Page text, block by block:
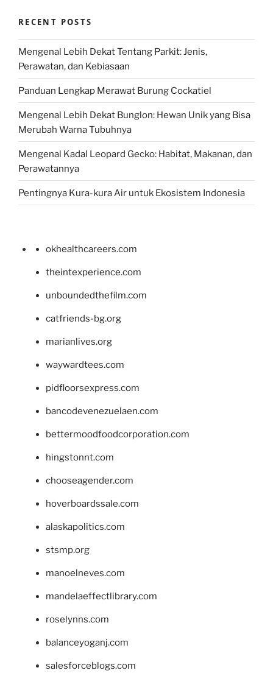
RECENT POSTS
Mengenal Lebih Dekat Tentang Parkit: Jenis,
Perawatan, dan Kebiasaan
Panduan Lengkap Merawat Burung Cockatiel
Mengenal Lebih Dekat Bunglon: Hewan Unik yang Bisa
Merubah Warna Tubuhnya
Mengenal Kadal Leopard Gecko: Habitat, Makanan, dan
Perawatannya
Pentingnya Kura-kura Air untuk Ekosistem Indonesia
okhealthcareers.com
theintexperience.com
unboundedthefilm.com
catfriends-bg.org
marianlives.org
waywardtees.com
pidfloorsexpress.com
bancodevenezuelaen.com
bettermoodfoodcorporation.com
hingstonnt.com
chooseagender.com
hoverboardssale.com
alaskapolitics.com
stsmp.org
manoelneves.com
mandelaeffectlibrary.com
roselynns.com
balanceyoganj.com
salesforceblogs.com